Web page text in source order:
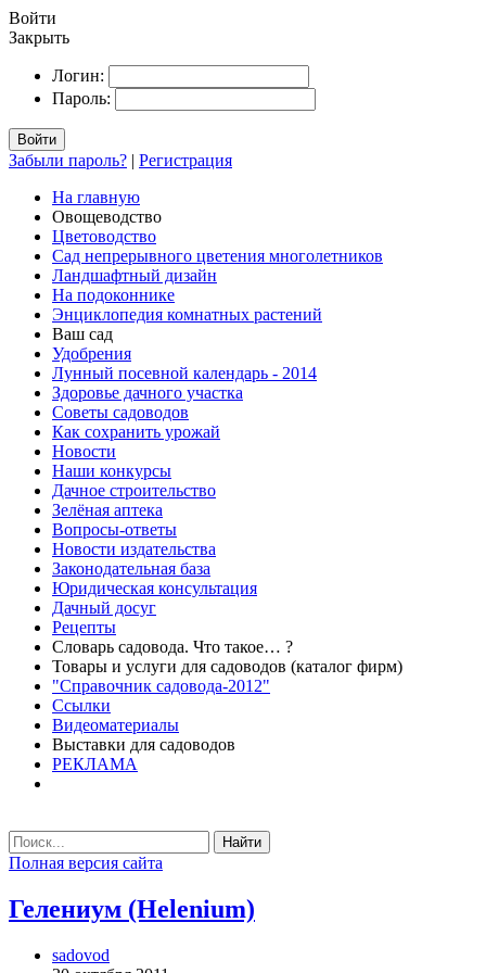
Войти
Закрыть
Логин:
Пароль:
Войти
Забыли пароль? | Регистрация
На главную
Овощеводство
Цветоводство
Сад непрерывного цветения многолетников
Ландшафтный дизайн
На подоконнике
Энциклопедия комнатных растений
Ваш сад
Удобрения
Лунный посевной календарь - 2014
Здоровье дачного участка
Советы садоводов
Как сохранить урожай
Новости
Наши конкурсы
Дачное строительство
Зелёная аптека
Вопросы-ответы
Новости издательства
Законодательная база
Юридическая консультация
Дачный досуг
Рецепты
Словарь садовода. Что такое… ?
Товары и услуги для садоводов (каталог фирм)
"Справочник садовода-2012"
Ссылки
Видеоматериалы
Выставки для садоводов
РЕКЛАМА
Найти
Полная версия сайта
Гелениум (Helenium)
sadovod